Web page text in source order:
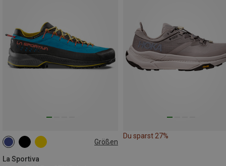
Größen
La Sportiva
41.5 42
45.5
46
Du sparst 27%